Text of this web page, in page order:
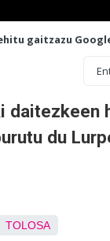
gaitzazu
daitezkeen
du
TOLOSA